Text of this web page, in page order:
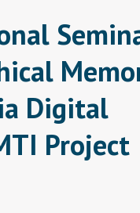
Digital
Project